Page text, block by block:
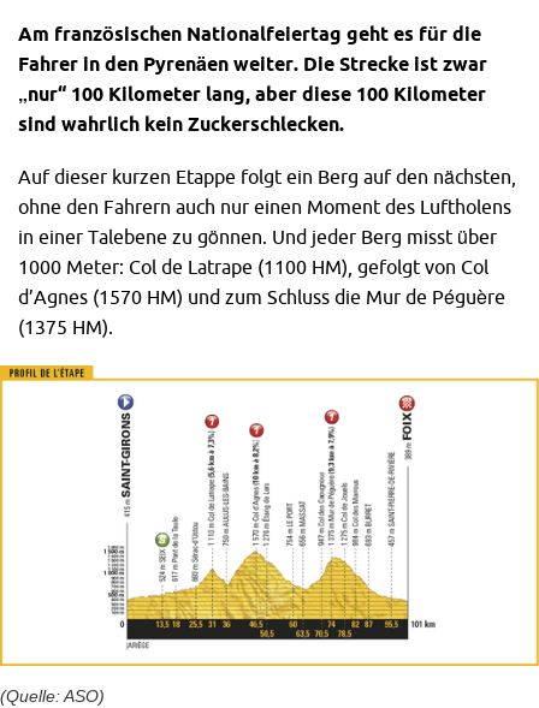
Am französischen Nationalfeiertag geht es für die
Fahrer in den Pyrenäen weiter. Die Strecke ist zwar
„nur“ 100 Kilometer lang, aber diese 100 Kilometer
sind wahrlich kein Zuckerschlecken.
Auf dieser kurzen Etappe folgt ein Berg auf den nächsten,
ohne den Fahrern auch nur einen Moment des Luftholens
in einer Talebene zu gönnen. Und jeder Berg misst über
1000 Meter: Col de Latrape (1100 HM), gefolgt von Col
d’Agnes (1570 HM) und zum Schluss die Mur de Péguère
(1375 HM).
(Quelle: ASO)